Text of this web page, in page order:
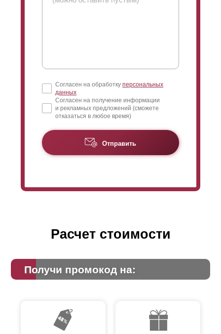
Согласен на обработку персональных
данных
Согласен на получение информации
и рекламных предложений (сможете
отказаться в любое время)
Отправить
Расчет стоимости
Получи промокод на: